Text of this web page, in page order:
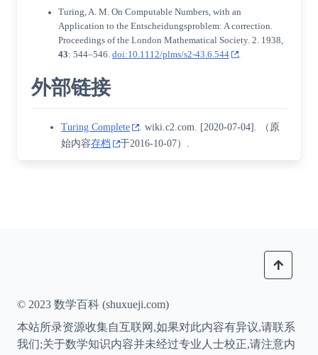
Turing, A. M. On Computable Numbers, with an
Application to the Entscheidungsproblem: A correction.
Proceedings of the London Mathematical Society. 2. 1938,
43: 544–546. doi:10.1112/plms/s2-43.6.544 .
外部链接
Turing Complete . wiki.c2.com. [2020-07-04]
. （原
始内容存档 于2016-10-07）.
© 2023 数学百科 (shuxueji.com)
本站所录资源收集自互联网,如果对此内容有异议,请联系
我们;关于数学知识内容并未经过专业人士校正,请注意内